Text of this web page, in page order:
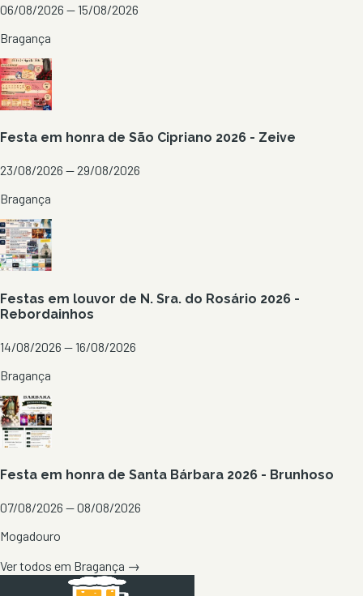
06/08/2026 — 15/08/2026
Bragança
Festa em honra de São Cipriano 2026 - Zeive
23/08/2026 — 29/08/2026
Bragança
Festas em louvor de N. Sra. do Rosário 2026 -
Rebordainhos
14/08/2026 — 16/08/2026
Bragança
Festa em honra de Santa Bárbara 2026 - Brunhoso
07/08/2026 — 08/08/2026
Mogadouro
Ver todos em Bragança →